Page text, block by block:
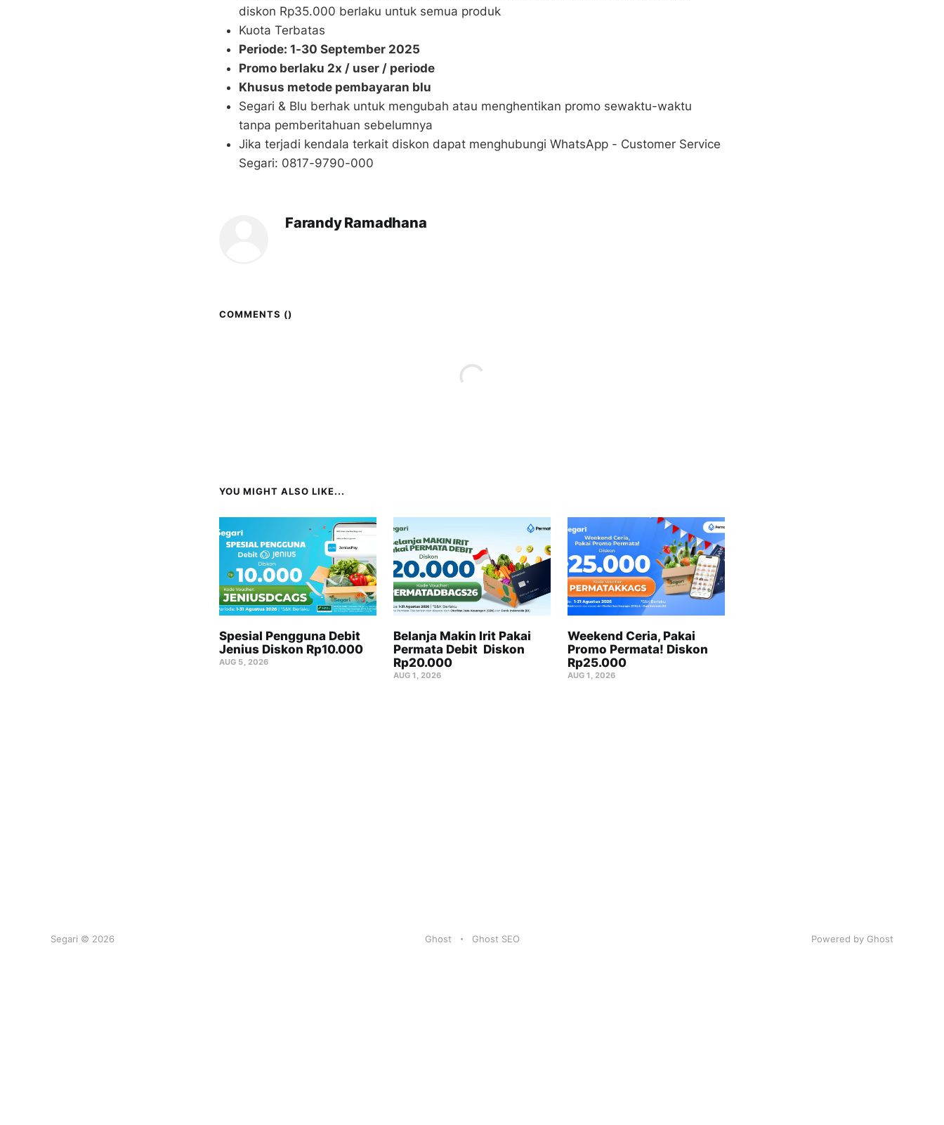
diskon Rp35.000 berlaku untuk semua produk
Kuota Terbatas
Periode: 1-30 September 2025
Promo berlaku 2x / user / periode
Khusus metode pembayaran blu
Segari & Blu berhak untuk mengubah atau menghentikan promo sewaktu-waktu
tanpa pemberitahuan sebelumnya
Jika terjadi kendala terkait diskon dapat menghubungi WhatsApp - Customer Service
Segari: 0817-9790-000
Farandy Ramadhana
COMMENTS ()
YOU MIGHT ALSO LIKE...
Spesial Pengguna Debit
Jenius Diskon Rp10.000
AUG 5, 2026
Belanja Makin Irit Pakai
Permata Debit Diskon
Rp20.000
AUG 1, 2026
Weekend Ceria, Pakai
Promo Permata! Diskon
Rp25.000
AUG 1, 2026
Segari © 2026 Ghost Ghost SEO Powered by Ghost